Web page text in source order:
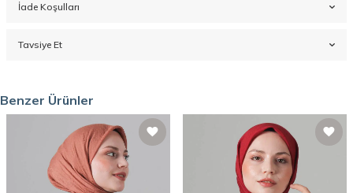
İade Koşulları
Tavsiye Et
Benzer Ürünler